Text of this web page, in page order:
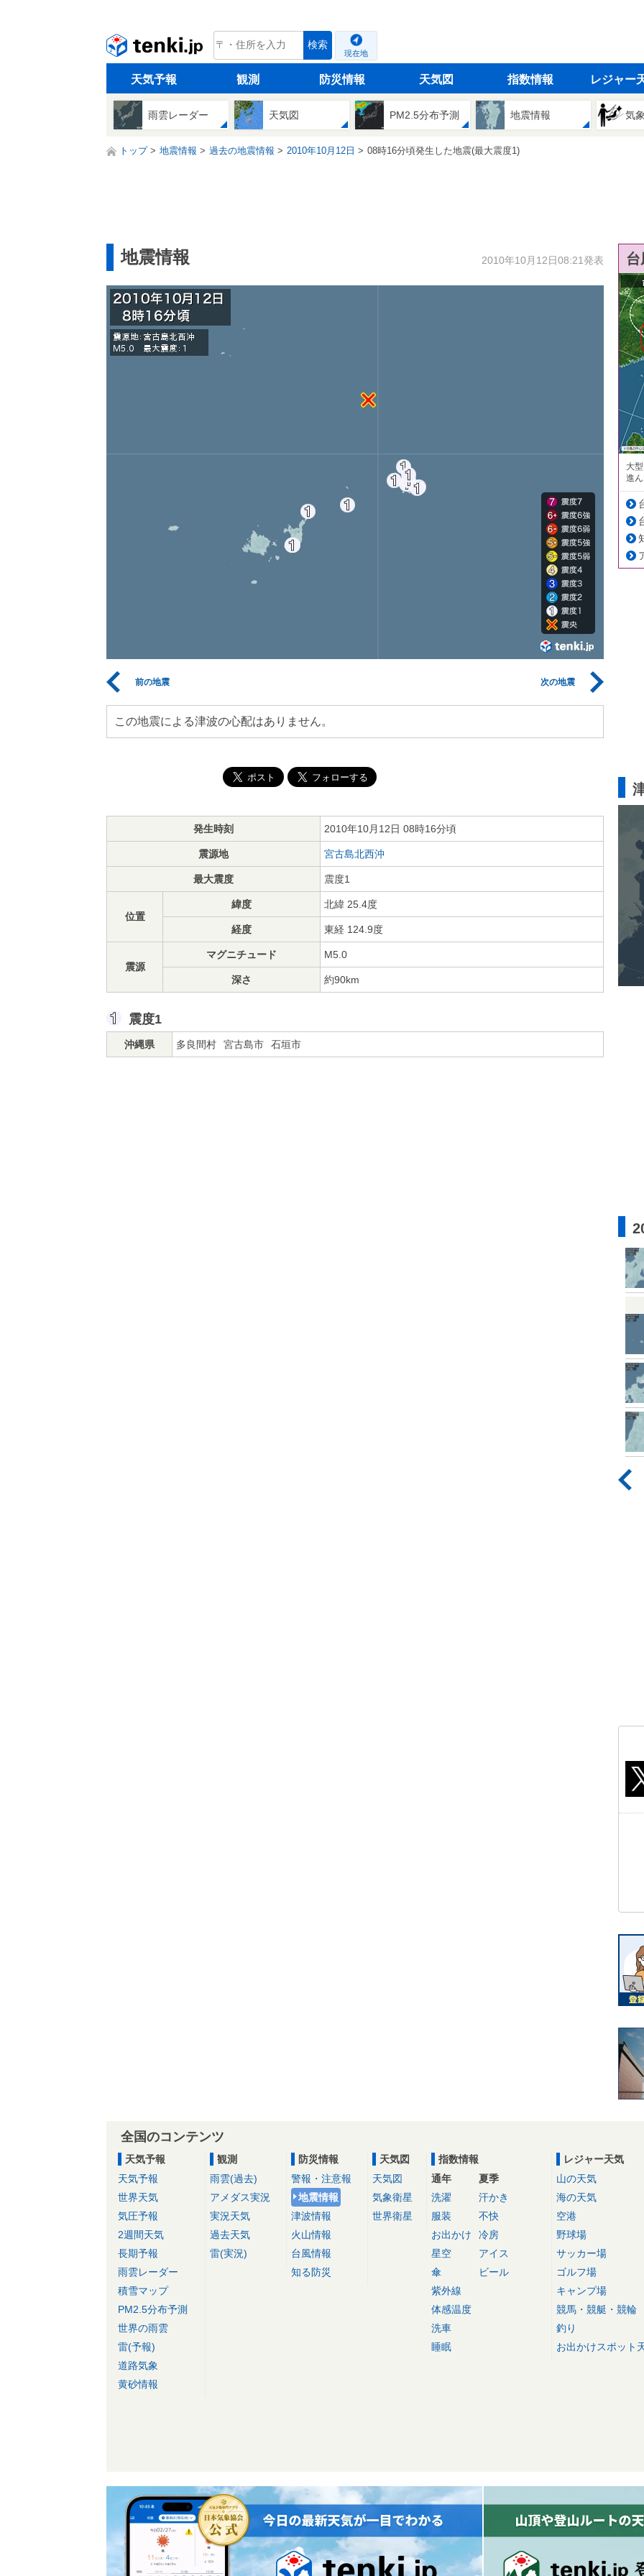
tenki.jp 検索
現在地
天気予報 観測 防災情報 天気図 指数情報 レジャー
雨雲レーダー 天気図 PM2.5分布予測 地震情報 気
トップ 地震情報 過去の地震情報 2010年10月12日 08時16分頃発生した地震(最大震度1)
地震情報 2010年10月12日08:21発表
前の地震 次の地震
この地震による津波の心配はありません。
発生時刻 2010年10月12日 08時16分頃
震源地 宮古島北西沖
最大震度 震度1
位置
緯度 北緯 25.4度
経度 東経 124.9度
震源
マグニチュード M5.0
深さ 約90km
震度1
沖縄県 多良間村 宮古島市 石垣市
大
進
全国のコンテンツ
天気予報
天気予報
世界天気
気圧予報
2週間天気
長期予報
雨雲レーダー
積雪マップ
PM2.5分布予測
世界の雨雲
雷(予報)
道路気象
黄砂情報
観測
雨雲(過去)
アメダス実況
実況天気
過去天気
雷(実況)
防災情報
警報・注意報
地震情報
津波情報
火山情報
台風情報
知る防災
天気図
天気図
気象衛星
世界衛星
指数情報
通年
洗濯
服装
お出かけ
星空
傘
紫外線
体感温度
洗車
睡眠
夏季
汗かき
不快
冷房
アイス
ビール
レジャー天気
山の天気
海の天気
空港
野球場
サッカー場
ゴルフ場
キャンプ場
競馬・競艇・競輪
釣り
お出かけスポット